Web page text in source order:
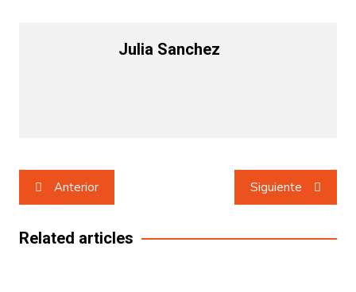
Julia Sanchez
Navegación
de
entradas
Anterior Siguiente
Related articles